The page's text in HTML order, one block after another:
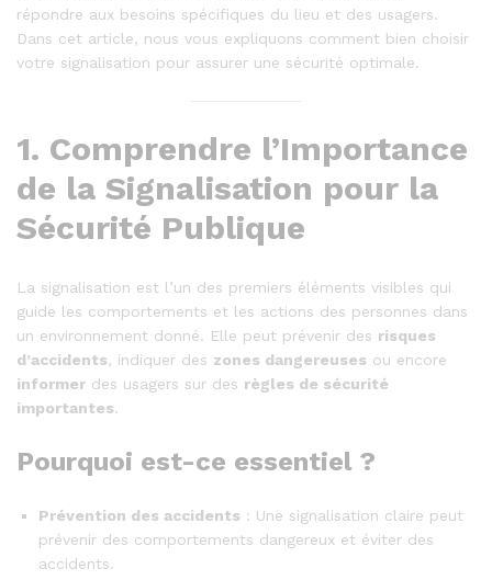
répondre aux besoins spécifiques du lieu et des usagers.
Dans cet article, nous vous expliquons comment bien choisir
votre signalisation pour assurer une sécurité optimale.
1. Comprendre l’Importance
de la Signalisation pour la
Sécurité Publique
La signalisation est l’un des premiers éléments visibles qui
guide les comportements et les actions des personnes dans
un environnement donné. Elle peut prévenir des risques
d’accidents, indiquer des zones dangereuses ou encore
informer des usagers sur des règles de sécurité
importantes.
Pourquoi est-ce essentiel ?
Prévention des accidents : Une signalisation claire peut
prévenir des comportements dangereux et éviter des
accidents.